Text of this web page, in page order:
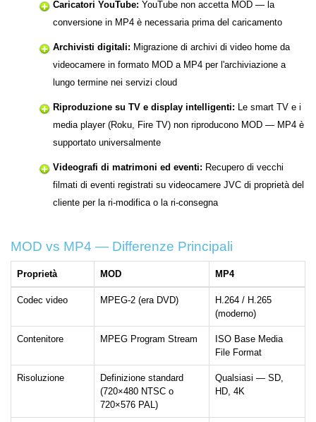
Caricatori YouTube: YouTube non accetta MOD — la
conversione in MP4 è necessaria prima del caricamento
Archivisti digitali: Migrazione di archivi di video home da
videocamere in formato MOD a MP4 per l'archiviazione a
lungo termine nei servizi cloud
Riproduzione su TV e display intelligenti: Le smart TV e i
media player (Roku, Fire TV) non riproducono MOD — MP4 è
supportato universalmente
Videografi di matrimoni ed eventi: Recupero di vecchi
filmati di eventi registrati su videocamere JVC di proprietà del
cliente per la ri-modifica o la ri-consegna
MOD vs MP4 — Differenze Principali
Proprietà MOD MP4
Codec video MPEG-2 (era DVD)
H.264 / H.265
(moderno)
Contenitore MPEG Program Stream
ISO Base Media
File Format
Risoluzione
Definizione standard
(720×480 NTSC o
720×576 PAL)
Qualsiasi — SD,
HD, 4K